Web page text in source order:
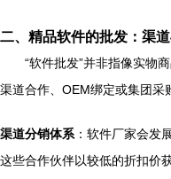
二、精品软件的批发：渠
“软件批发”并非指像实物
渠道合作、OEM绑定或集团采
渠道分销体系 ：软件厂家会发
这些合作伙伴以较低的折扣价